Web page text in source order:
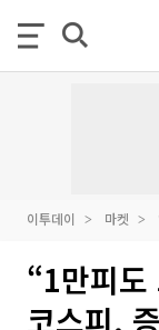
이투데이 마켓
“1만피
코스피,